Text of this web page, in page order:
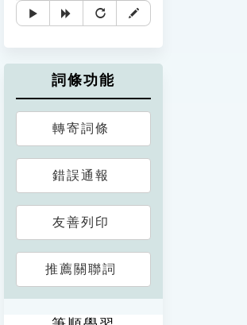
詞條功能
轉寄詞條
錯誤通報
友善列印
推薦關聯詞